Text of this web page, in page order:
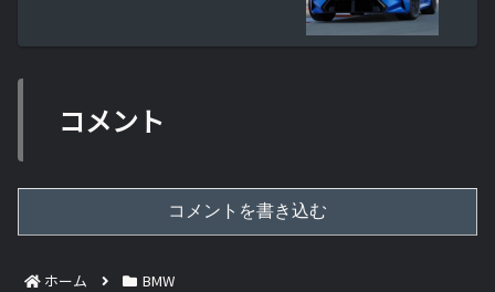
コメント
コメントを書き込む
ホーム BMW